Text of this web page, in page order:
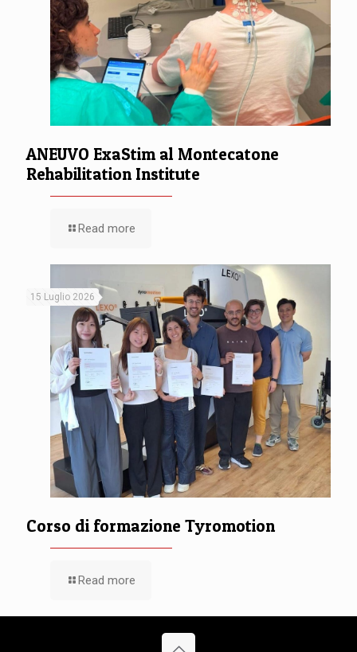
ANEUVO ExaStim al Montecatone
Rehabilitation Institute
Read more
15 Luglio 2026
Corso di formazione Tyromotion
Read more